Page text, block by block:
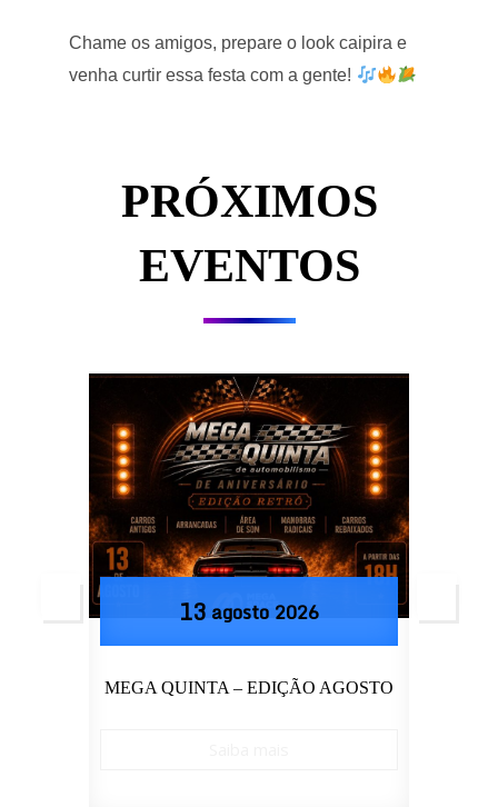
Chame os amigos, prepare o look caipira e
venha curtir essa festa com a gente!
PRÓXIMOS
EVENTOS
13 agosto 2026
MEGA QUINTA – EDIÇÃO AGOSTO